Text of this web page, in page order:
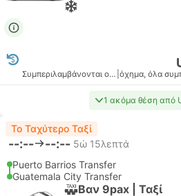
Συμπεριλαμβάνονται οι φόροι
1 ακόμα θέση από
Το Ταχύτερο Ταξί
--:-- --:-- 5ώ 15λεπτά
Puerto Barrios Transfer
Guatemala City Transfer
Βαν 9pax | Ταξί